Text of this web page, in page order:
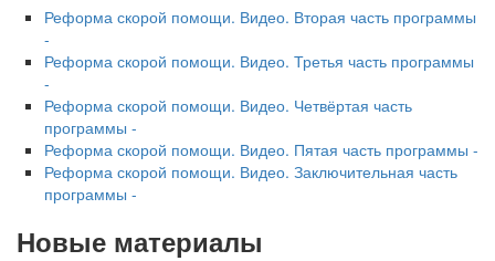
Реформа скорой помощи. Видео. Вторая часть программы
-
Реформа скорой помощи. Видео. Третья часть программы
-
Реформа скорой помощи. Видео. Четвёртая часть
программы -
Реформа скорой помощи. Видео. Пятая часть программы -
Реформа скорой помощи. Видео. Заключительная часть
программы -
Новые материалы